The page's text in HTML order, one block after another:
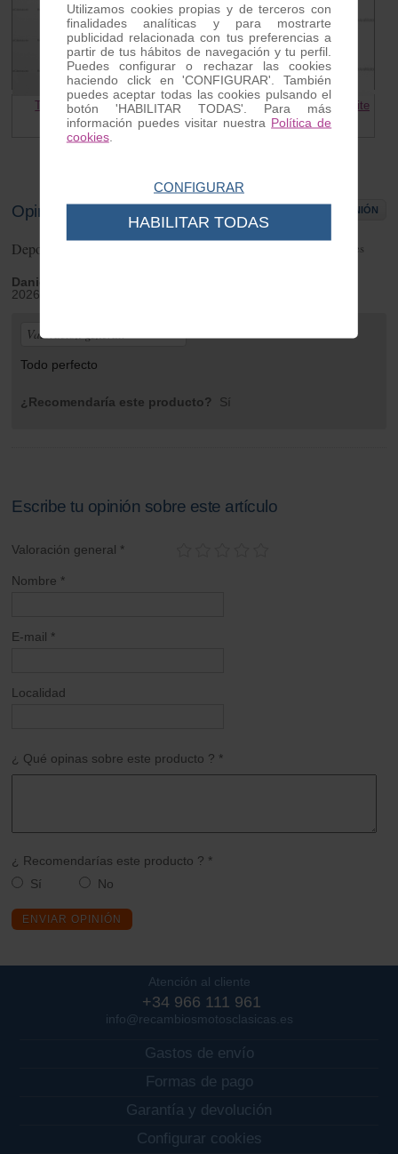
Tapon Deposito Lambretta
8.00 €
Adhesivo recomendacion aceite
2.00 €
Opiniones de clientes ESCRIBIR OPINIÓN
Deposito gasolina Lambretta LI opiniones
Daniel
2026
Valoración general:
Todo perfecto
¿Recomendaría este producto? Sí
Escribe tu opinión sobre este artículo
Valoración general *
Nombre *
E-mail *
Localidad
¿ Qué opinas sobre este producto ? *
¿ Recomendarías este producto ? *
Sí
No
ENVIAR OPINIÓN
Atención al cliente
+34 966 111 961
info@recambiosmotosclasicas.es
Gastos de envío
Formas de pago
Garantía y devolución
Configurar cookies
Utilizamos cookies propias y de terceros con
finalidades analíticas y para mostrarte
publicidad relacionada con tus preferencias a
partir de tus hábitos de navegación y tu perfil.
Puedes configurar o rechazar las cookies
haciendo click en 'CONFIGURAR'. También
puedes aceptar todas las cookies pulsando el
botón 'HABILITAR TODAS'. Para más
información puedes visitar nuestra Política de
cookies.
CONFIGURAR
HABILITAR TODAS